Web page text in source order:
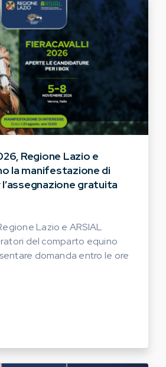
Regione Lazio e
la manifestazione di
gratuita
Lazio e ARSIAL
del comparto equino
domanda entro le ore
LAZIO E ARSIAL INVITANO